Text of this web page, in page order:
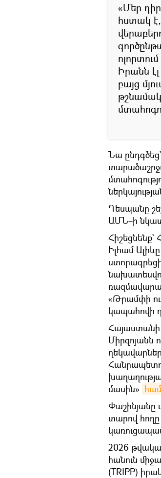
«Մեր
հստակ է,
Իրանն
բայց
Նա
Դեսպանը
ԱՄՆ–ի
Իլհամ
«Թրամփի
կապահովի
Միրզոյանն
մասին»
Փաշինյանը
տարով հողը
2026
հանուն
(TRIPP)